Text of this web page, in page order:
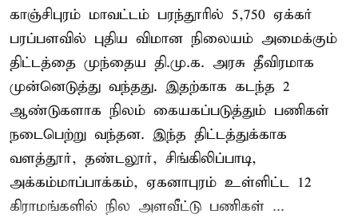
காஞ்சிபுரம் மாவட்டம் பரந்தூரில் 5,750 ஏக்கர்
பரப்பளவில் புதிய விமான நிலையம் அமைக்கும்
திட்டத்தை முந்தைய தி.மு.க. அரசு தீவிரமாக
முன்னெடுத்து வந்தது. இதற்காக கடந்த 2
ஆண்டுகளாக நிலம் கையகப்படுத்தும் பணிகள்
நடைபெற்று வந்தன. இந்த திட்டத்துக்காக
வளத்தூர், தண்டலூர், சிங்கிலிப்பாடி,
அக்கம்மாப்பாக்கம், ஏகனாபுரம் உள்ளிட்ட 12
கிராமங்களில் நில அளவீட்டு பணிகள் ...